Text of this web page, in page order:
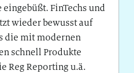
FinTechs und
wieder bewusst auf
die mit modernen
schnell Produkte
Reg Reporting u.ä.